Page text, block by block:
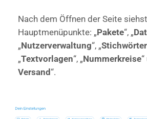
Nach dem Öffnen der Seite
Hauptmenüpunkte: „Pakete“, „
„Nutzerverwaltung“, „Stichwörter
„Textvorlagen“, „Nummerkreise
Versand“.